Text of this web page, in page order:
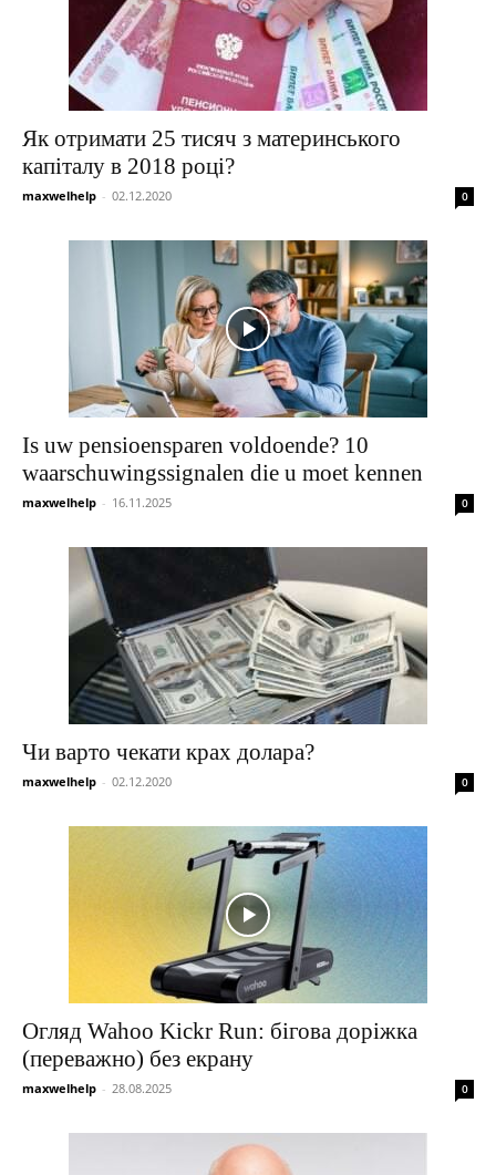
Як отримати 25 тисяч з материнського
капіталу в 2018 році?
maxwelhelp - 02.12.2020 0
Is uw pensioensparen voldoende? 10
waarschuwingssignalen die u moet kennen
maxwelhelp - 16.11.2025 0
Чи варто чекати крах долара?
maxwelhelp - 02.12.2020 0
Огляд Wahoo Kickr Run: бігова доріжка
(переважно) без екрану
maxwelhelp - 28.08.2025 0